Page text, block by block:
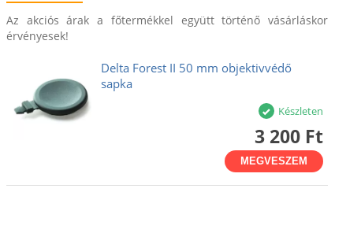
Az akciós árak a főtermékkel együtt történő vásárláskor
érvényesek!
Delta Forest II 50 mm objektivvédő
sapka
Készleten
3 200 Ft
MEGVESZEM